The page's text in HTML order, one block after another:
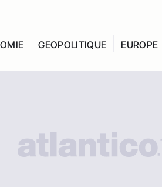
GEOPOLITIQUE EUROPE